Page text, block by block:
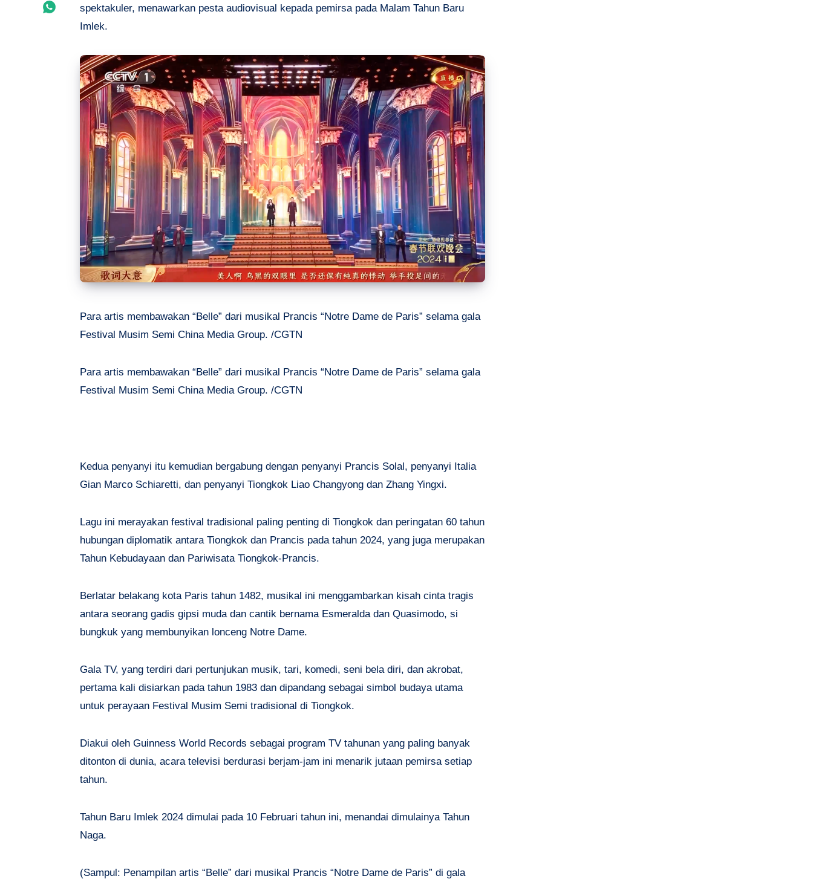
Telegram
Share
Whatsapp
spektakuler, menawarkan pesta audiovisual kepada pemirsa pada Malam Tahun Baru
Imlek.
Para artis membawakan “Belle” dari musikal Prancis “Notre Dame de Paris” selama gala
Festival Musim Semi China Media Group. /CGTN
Para artis membawakan “Belle” dari musikal Prancis “Notre Dame de Paris” selama gala
Festival Musim Semi China Media Group. /CGTN
Kedua penyanyi itu kemudian bergabung dengan penyanyi Prancis Solal, penyanyi Italia
Gian Marco Schiaretti, dan penyanyi Tiongkok Liao Changyong dan Zhang Yingxi.
Lagu ini merayakan festival tradisional paling penting di Tiongkok dan peringatan 60 tahun
hubungan diplomatik antara Tiongkok dan Prancis pada tahun 2024, yang juga merupakan
Tahun Kebudayaan dan Pariwisata Tiongkok-Prancis.
Berlatar belakang kota Paris tahun 1482, musikal ini menggambarkan kisah cinta tragis
antara seorang gadis gipsi muda dan cantik bernama Esmeralda dan Quasimodo, si
bungkuk yang membunyikan lonceng Notre Dame.
Gala TV, yang terdiri dari pertunjukan musik, tari, komedi, seni bela diri, dan akrobat,
pertama kali disiarkan pada tahun 1983 dan dipandang sebagai simbol budaya utama
untuk perayaan Festival Musim Semi tradisional di Tiongkok.
Diakui oleh Guinness World Records sebagai program TV tahunan yang paling banyak
ditonton di dunia, acara televisi berdurasi berjam-jam ini menarik jutaan pemirsa setiap
tahun.
Tahun Baru Imlek 2024 dimulai pada 10 Februari tahun ini, menandai dimulainya Tahun
Naga.
(Sampul: Penampilan artis “Belle” dari musikal Prancis “Notre Dame de Paris” di gala